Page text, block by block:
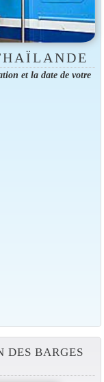
et la date de votre
DES BARGES